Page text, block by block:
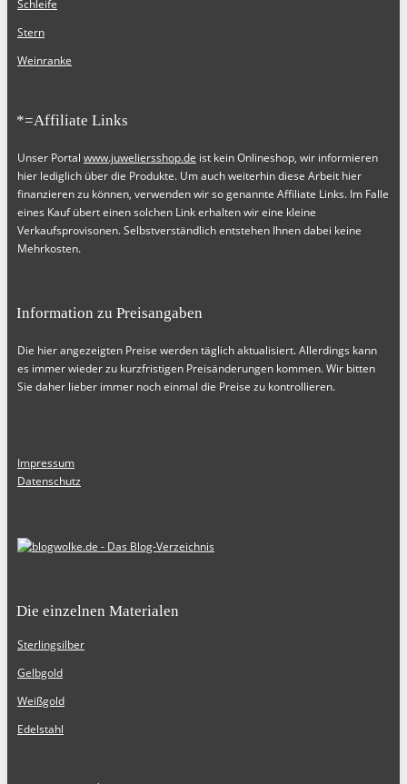
Schleife
Stern
Weinranke
*=Affiliate Links
Unser Portal www.juweliersshop.de ist kein Onlineshop, wir informieren
hier lediglich über die Produkte. Um auch weiterhin diese Arbeit hier
finanzieren zu können, verwenden wir so genannte Affiliate Links. Im Falle
eines Kauf übert einen solchen Link erhalten wir eine kleine
Verkaufsprovisonen. Selbstverständlich entstehen Ihnen dabei keine
Mehrkosten.
Information zu Preisangaben
Die hier angezeigten Preise werden täglich aktualisiert. Allerdings kann
es immer wieder zu kurzfristigen Preisänderungen kommen. Wir bitten
Sie daher lieber immer noch einmal die Preise zu kontrollieren.
Impressum
Datenschutz
Die einzelnen Materialen
Sterlingsilber
Gelbgold
Weißgold
Edelstahl